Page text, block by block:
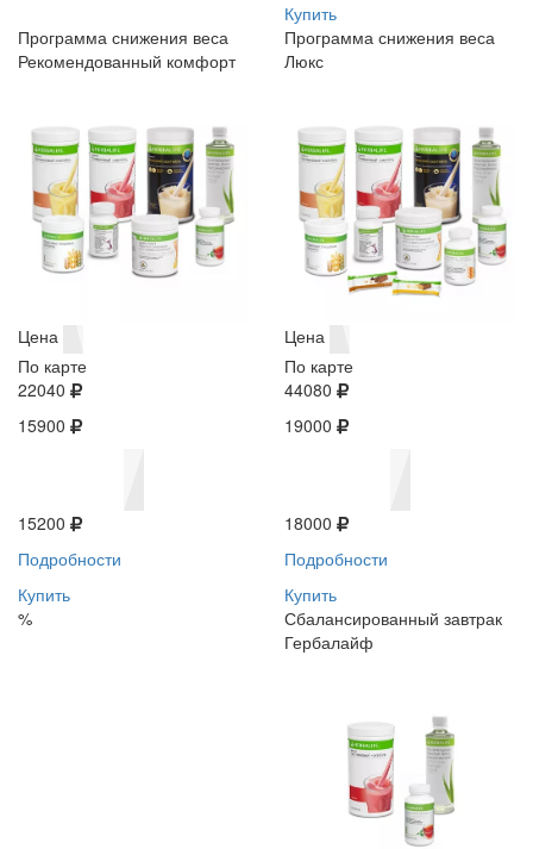
Купить
Программа снижения веса
Рекомендованный комфорт
Цена
По карте
22040
15900
15200
Подробности
Купить
%
Программа снижения веса
Люкс
Цена
По карте
44080
19000
18000
Подробности
Купить
Сбалансированный завтрак
Гербалайф